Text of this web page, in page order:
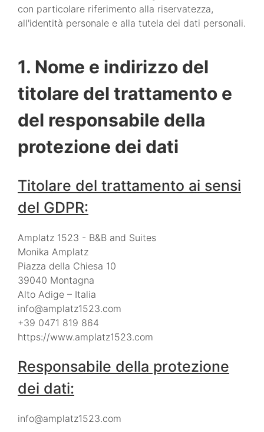
con particolare riferimento alla riservatezza,
all'identità personale e alla tutela dei dati personali.
1. Nome e indirizzo del
titolare del trattamento e
del responsabile della
protezione dei dati
Titolare del trattamento ai sensi
del GDPR:
Amplatz 1523 - B&B and Suites
Monika Amplatz
Piazza della Chiesa 10
39040 Montagna
Alto Adige – Italia
info@amplatz1523.com
+39 0471 819 864
https://www.amplatz1523.com
Responsabile della protezione
dei dati:
info@amplatz1523.com